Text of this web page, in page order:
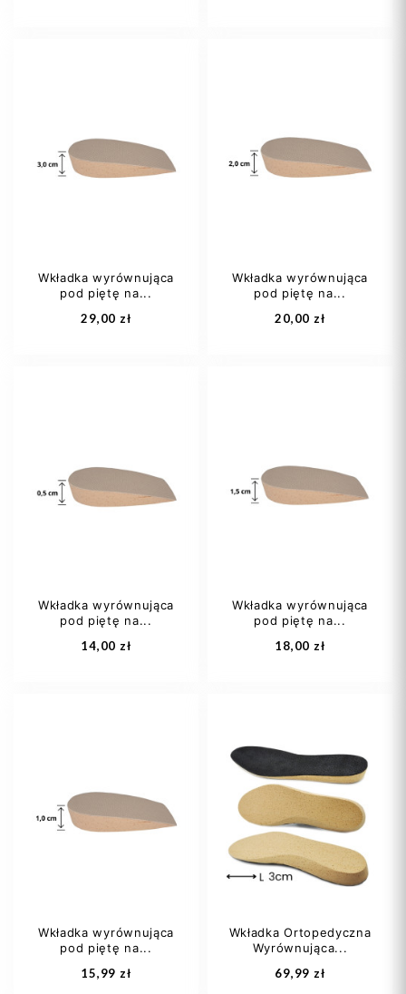
Dodaj do koszyka
damski męski
Dodaj do koszyka
Wkładka wyrównująca
pod piętę na...
29,00 zł
damski męski
Dodaj do koszyka
Wkładka wyrównująca
pod piętę na...
20,00 zł
damski męski
Dodaj do koszyka
Wkładka wyrównująca
pod piętę na...
14,00 zł
damski męski
Dodaj do koszyka
Wkładka wyrównująca
pod piętę na...
18,00 zł
damski męski
Dodaj do koszyka
Wkładka wyrównująca
pod piętę na...
15,99 zł
Wkładka Ortopedyczna
Wyrównująca...
69,99 zł